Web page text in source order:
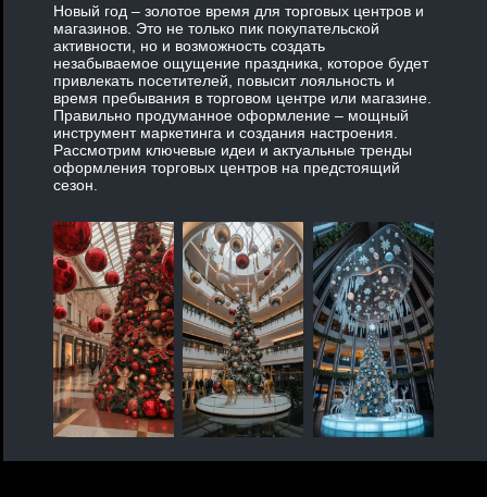
Новый год – золотое время для торговых центров и
магазинов. Это не только пик покупательской
активности, но и возможность создать
незабываемое ощущение праздника, которое будет
привлекать посетителей, повысит лояльность и
время пребывания в торговом центре или магазине.
Правильно продуманное оформление – мощный
инструмент маркетинга и создания настроения.
Рассмотрим ключевые идеи и актуальные тренды
оформления торговых центров на предстоящий
сезон.